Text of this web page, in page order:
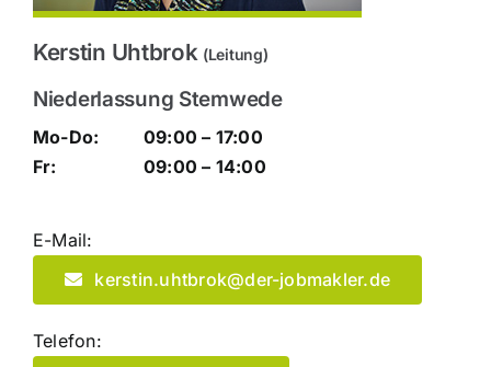
Kerstin Uhtbrok (Leitung)
Niederlassung Stemwede
Mo-Do:
Fr:
09:00 – 17:00
09:00 – 14:00
E-Mail:
kerstin.uhtbrok@der-jobmakler.de
Telefon: